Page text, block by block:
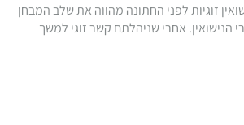
זוגיות לפני החתונה מהווה את שלב המבחן
הנישואין. אחרי שניהלתם קשר זוגי למשך
שזו האחת ושהיא הבחורה שאתה רוצה…